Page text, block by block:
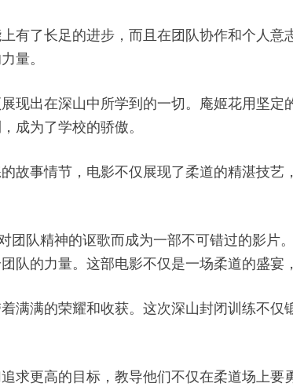
有了长足的进步，而且在团队协作和个人
量。
现出在深山中所学到的一切。庵姬花用坚
成为了学校的骄傲。
故事情节，电影不仅展现了柔道的精湛技
团队精神的讴歌而成为一部不可错过的影片
的力量。这部电影不仅是一场柔道的盛宴
满满的荣耀和收获。这次深山封闭训练不
求更高的目标，教导他们不仅在柔道场上